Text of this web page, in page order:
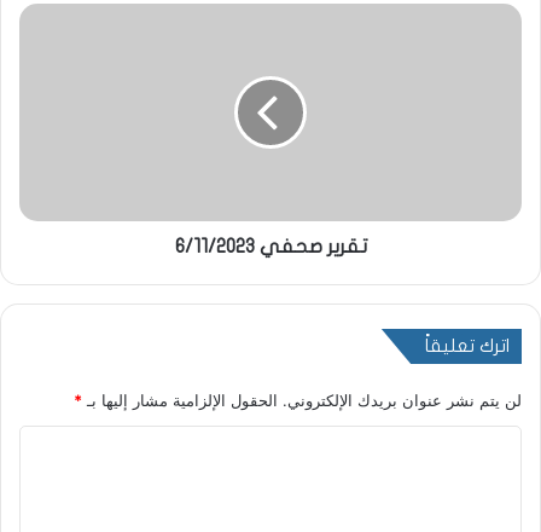
تقرير صحفي 6/11/2023
اترك تعليقاً
لن يتم نشر عنوان بريدك الإلكتروني. الحقول الإلزامية مشار إليها بـ*